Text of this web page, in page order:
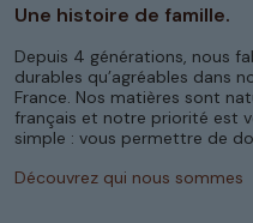
Une histoire de famille.
Depuis 4 générations, nous
durables qu’agréables dans
France. Nos matières sont
français et notre priorité est
simple : vous permettre de
Découvrez qui nous sommes